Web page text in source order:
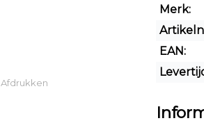
Afdrukken
Merk:
EAN: